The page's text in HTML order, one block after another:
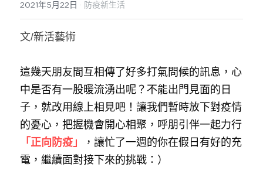
【政府企業】手作舒壓課程
【政府企業】工作坊
藝術輔療師介紹
參與志工服務
會員登入
色彩動物祝福卡
數位祝福轉盤
搜索
2021年5月22日 · 防疫新生活
文/新活藝術
這幾天朋友間互相傳了好多打氣問候的訊息，心
中是否有一股暖流湧出呢？不能出門見面的日
子，就改用線上相見吧！讓我們暫時放下對疫情
的憂心，把握機會開心相聚，呼朋引伴一起力行
「正向防疫」
，讓忙了一週的你在假日有好的充
電，繼續面對接下來的挑戰：）